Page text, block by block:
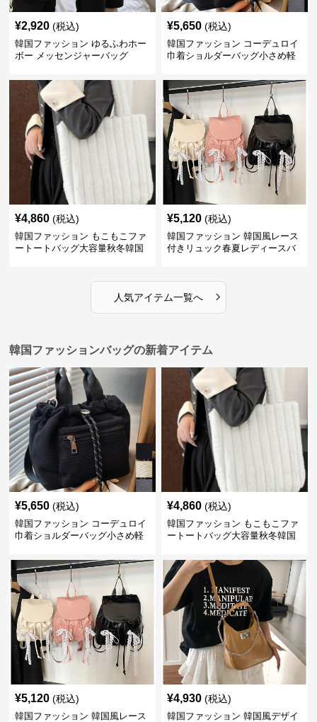
¥2,920 (税込)
韓国ファッション ゆるふわホー
ボー メッセンジャーバッグ
¥5,650 (税込)
韓国ファッション コーデュロイ
巾着ショルダーバッグ小さめ軽
¥4,860 (税込)
韓国ファッション もこもこファ
ートートバッグ大容量秋冬韓国
¥5,120 (税込)
韓国ファッション 韓国風レース
付きリュック春夏レディースバ
人気アイテム一覧へ ›
韓国ファッションバッグの新着アイテム
¥5,650 (税込)
韓国ファッション コーデュロイ
巾着ショルダーバッグ小さめ軽
¥4,860 (税込)
韓国ファッション もこもこファ
ートートバッグ大容量秋冬韓国
¥5,120 (税込)
韓国ファッション 韓国風レース
¥4,930 (税込)
韓国ファッション 韓国風デザイ